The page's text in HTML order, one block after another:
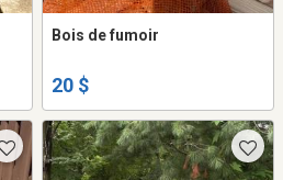
Bois de fumoir
20 $